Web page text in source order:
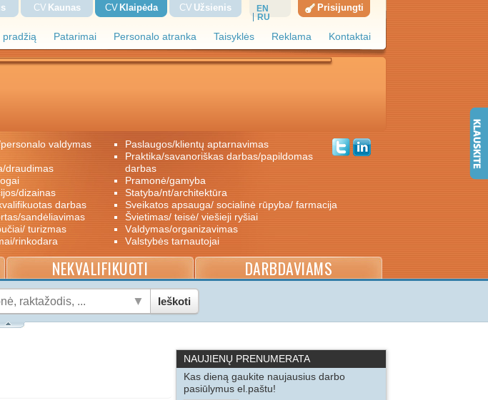
Į pradžią Patarimai Personalo atranka Taisyklės Reklama Kontaktai
CV Kaunas CV Klaipėda CV Užsienis
EN
RU
Prisijungti
personalo valdymas
draudimas
dizainas
darbas
sandėliavimas
turizmas
rinkodara
paslaugos/klientų aptarnavimas
praktika/savanoriškas darbas/papildomas
darbas
pramonė/gamyba
statyba/nt/architektūra
sveikatos apsauga/ socialinė rūpyba/ farmacija
švietimas/ teisė/ viešieji ryšiai
valdymas/organizavimas
valstybės tarnautojai
NEKVALIFIKUOTI DARBDAVIAMS
Ieškoti
NAUJIENŲ PRENUMERATA
Kas dieną gaukite naujausius darbo
pasiūlymus el.paštu!